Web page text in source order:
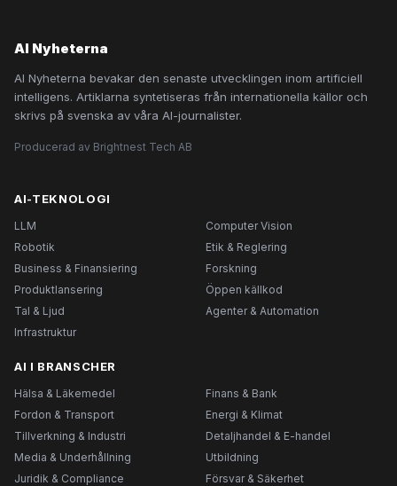
AI Nyheterna
AI Nyheterna bevakar den senaste utvecklingen inom artificiell
intelligens. Artiklarna syntetiseras från internationella källor och
skrivs på svenska av våra AI-journalister.
Producerad av Brightnest Tech AB
AI-TEKNOLOGI
LLM
Computer Vision
Robotik
Etik & Reglering
Business & Finansiering
Forskning
Produktlansering
Öppen källkod
Tal & Ljud
Agenter & Automation
Infrastruktur
AI I BRANSCHER
Hälsa & Läkemedel
Finans & Bank
Fordon & Transport
Energi & Klimat
Tillverkning & Industri
Detaljhandel & E-handel
Media & Underhållning
Utbildning
Juridik & Compliance
Försvar & Säkerhet